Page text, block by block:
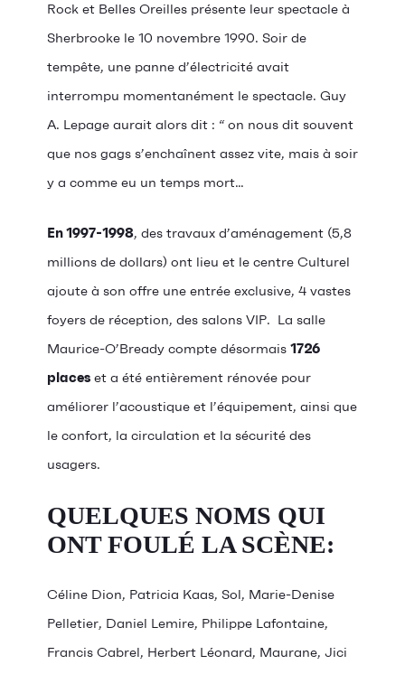
Rock et Belles Oreilles présente leur spectacle à
Sherbrooke le 10 novembre 1990. Soir de
tempête, une panne d’électricité avait
interrompu momentanément le spectacle. Guy
A. Lepage aurait alors dit : “ on nous dit souvent
que nos gags s’enchaînent assez vite, mais à soir
y a comme eu un temps mort…
En 1997-1998, des travaux d’aménagement (5,8
millions de dollars) ont lieu et le centre Culturel
ajoute à son offre une entrée exclusive, 4 vastes
foyers de réception, des salons VIP. La salle
Maurice-O’Bready compte désormais 1726
places et a été entièrement rénovée pour
améliorer l’acoustique et l’équipement, ainsi que
le confort, la circulation et la sécurité des
usagers.
QUELQUES NOMS QUI
ONT FOULÉ LA SCÈNE:
Céline Dion, Patricia Kaas, Sol, Marie-Denise
Pelletier, Daniel Lemire, Philippe Lafontaine,
Francis Cabrel, Herbert Léonard, Maurane, Jici